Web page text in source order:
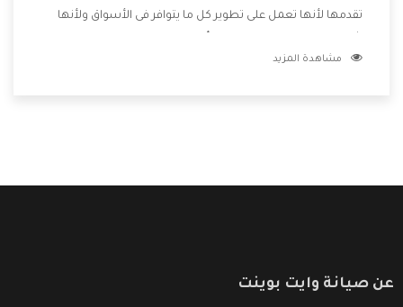
تقدمها لأنها تعمل على تطوير كل ما يتوافر فى الأسواق ولأنها
المنتجات وتقدم للعملاء أقوى العروض والخصومات التى تسهل
مشاهدة المزيد
عن صيانة وايت بوينت